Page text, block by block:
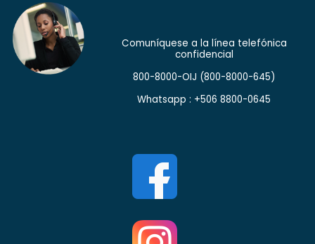
Comuníquese a la línea telefónica
confidencial
800-8000-OIJ (800-8000-645)
Whatsapp : +506 8800-0645